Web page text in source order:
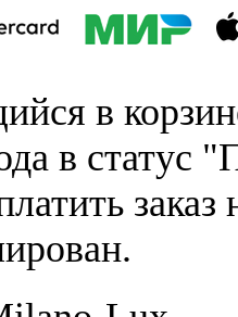
в
в статус
заказ